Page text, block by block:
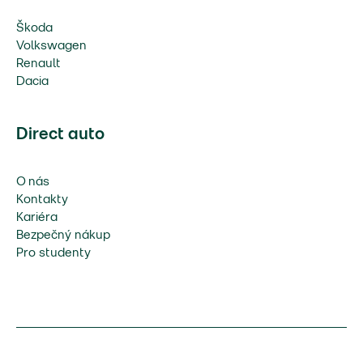
Škoda
Volkswagen
Renault
Dacia
Direct auto
O nás
Kontakty
Kariéra
Bezpečný nákup
Pro studenty